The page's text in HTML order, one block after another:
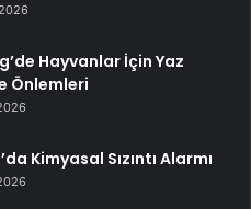
Hayvanlar İçin Yaz
Önlemleri
Kimyasal Sızıntı Alarmı